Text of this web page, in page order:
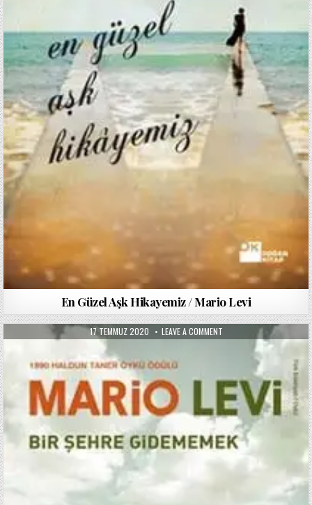
En Güzel Aşk Hikayemiz / Mario Levi
PUBLISHED
DATE:
17 TEMMUZ 2020 LEAVE A COMMENTON
BIR
GIDEMEMEK
LEVI